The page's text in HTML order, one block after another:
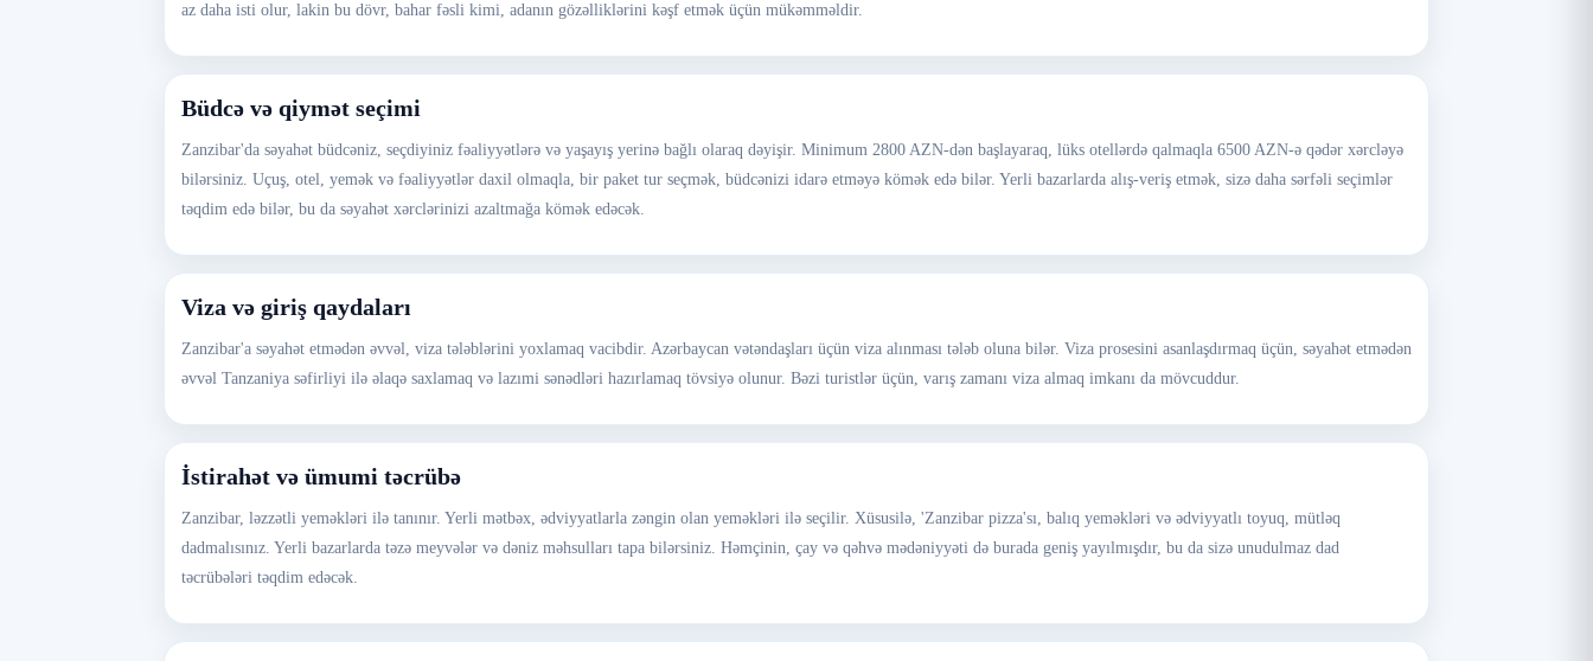
az daha isti olur, lakin bu dövr, bahar fəsli kimi, adanın gözəlliklərini kəşf etmək üçün mükəmməldir.
Büdcə və qiymət seçimi
Zanzibar'da səyahət büdcəniz, seçdiyiniz fəaliyyətlərə və yaşayış yerinə bağlı olaraq dəyişir. Minimum 2800 AZN-dən başlayaraq, lüks otellərdə qalmaqla 6500 AZN-ə qədər xərcləyə
bilərsiniz. Uçuş, otel, yemək və fəaliyyətlər daxil olmaqla, bir paket tur seçmək, büdcənizi idarə etməyə kömək edə bilər. Yerli bazarlarda alış-veriş etmək, sizə daha sərfəli seçimlər
təqdim edə bilər, bu da səyahət xərclərinizi azaltmağa kömək edəcək.
Viza və giriş qaydaları
Zanzibar'a səyahət etmədən əvvəl, viza tələblərini yoxlamaq vacibdir. Azərbaycan vətəndaşları üçün viza alınması tələb oluna bilər. Viza prosesini asanlaşdırmaq üçün, səyahət etmədən
əvvəl Tanzaniya səfirliyi ilə əlaqə saxlamaq və lazımi sənədləri hazırlamaq tövsiyə olunur. Bəzi turistlər üçün, varış zamanı viza almaq imkanı da mövcuddur.
İstirahət və ümumi təcrübə
Zanzibar, ləzzətli yeməkləri ilə tanınır. Yerli mətbəx, ədviyyatlarla zəngin olan yeməkləri ilə seçilir. Xüsusilə, 'Zanzibar pizza'sı, balıq yeməkləri və ədviyyatlı toyuq, mütləq
dadmalısınız. Yerli bazarlarda təzə meyvələr və dəniz məhsulları tapa bilərsiniz. Həmçinin, çay və qəhvə mədəniyyəti də burada geniş yayılmışdır, bu da sizə unudulmaz dad
təcrübələri təqdim edəcək.